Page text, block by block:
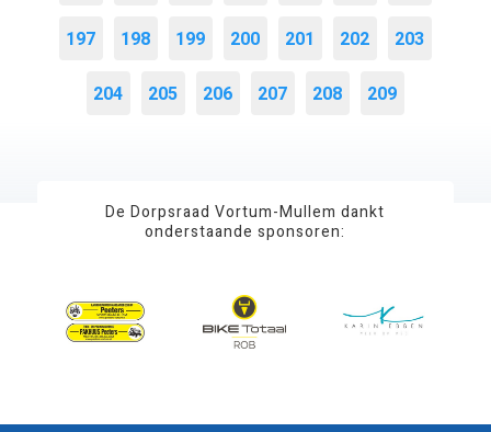
197 198 199 200 201 202 203
204 205 206 207 208 209
De Dorpsraad Vortum-Mullem dankt
onderstaande sponsoren: